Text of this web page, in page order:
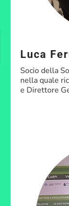
Luca
Socio della
nella quale
e Direttore